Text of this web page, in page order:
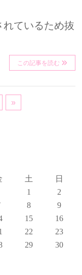
れているため抜
この記事を読む
»
土
日
1
2
8
9
15
16
22
23
29
30